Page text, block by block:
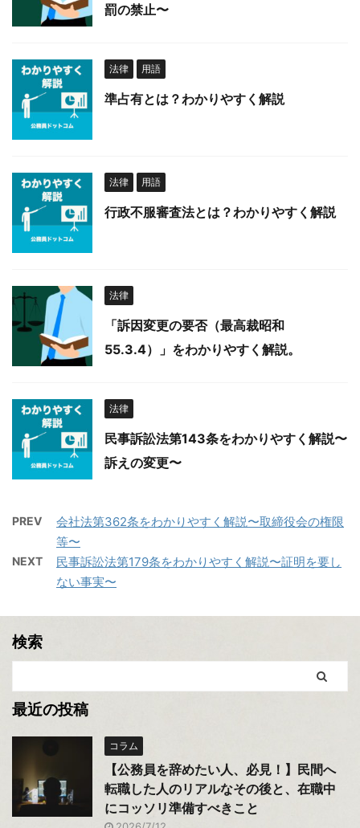
罰の禁止〜
法律 用語
準占有とは？わかりやすく解説
法律 用語
行政不服審査法とは？わかりやすく解説
法律
「訴因変更の要否（最高裁昭和
55.3.4）」をわかりやすく解説。
法律
民事訴訟法第143条をわかりやすく解説〜
訴えの変更〜
PREV
会社法第362条をわかりやすく解説〜取締役会の権限
等〜
NEXT
民事訴訟法第179条をわかりやすく解説〜証明を要し
ない事実〜
検索
最近の投稿
コラム
【公務員を辞めたい人、必見！】民間へ
転職した人のリアルなその後と、在職中
にコッソリ準備すべきこと